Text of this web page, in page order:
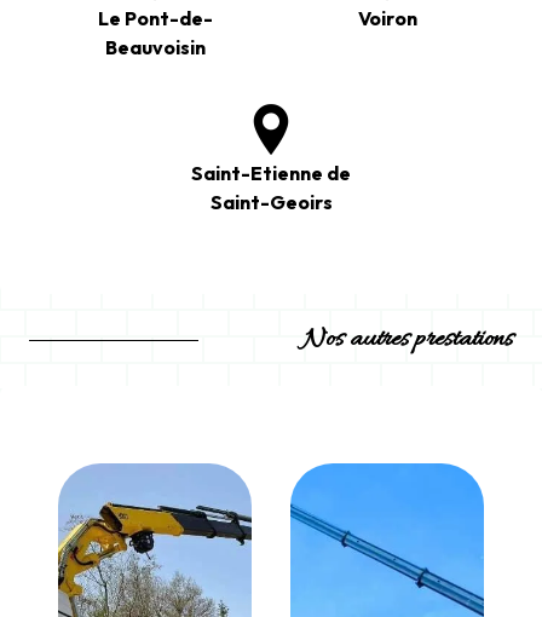
Le Pont-de-
Beauvoisin
Voiron
Saint-Etienne de
Saint-Geoirs
Nos autres prestations